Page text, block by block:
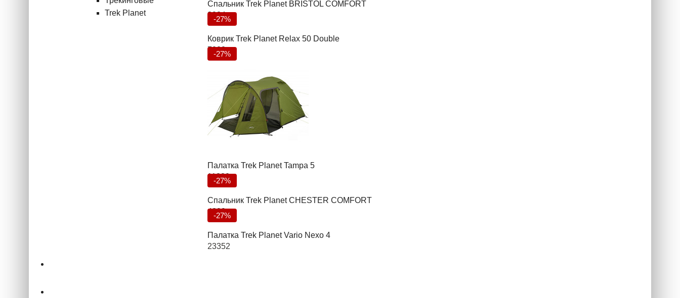
Trek Planet
Спальник Trek Planet BRISTOL COMFORT
3934
-27%
Коврик Trek Planet Relax 50 Double
7000
-27%
Палатка Trek Planet Tampa 5
11380
-27%
Спальник Trek Planet CHESTER COMFORT
4299
-27%
Палатка Trek Planet Vario Nexo 4
23352